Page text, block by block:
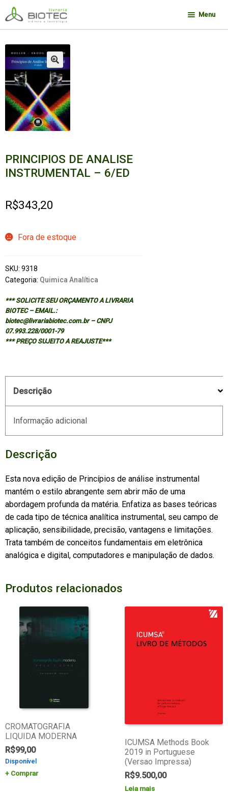
Pular
para
navegação
Pular
para
o
conteúdo
Menu
🔍
PRINCIPIOS DE ANALISE
INSTRUMENTAL – 6/ED
R$343,20
Fora de estoque
SKU: 9318
Categoria: Quimica Analítica
*** SOLICITE SEU ORÇAMENTO A LIVRARIA
BIOTEC – EMAIL.:
biotec@livrariabiotec.com.br – CNPJ
07.993.228/0001-79
*** PREÇO SUJEITO A REAJUSTE***
Descrição
Informação adicional
Descrição
Esta nova edição de Princípios de análise instrumental
mantém o estilo abrangente sem abrir mão de uma
abordagem profunda da matéria. Enfatiza as bases teóricas
de cada tipo de técnica analítica instrumental, seu campo de
aplicação, sensibilidade, precisão, vantagens e limitações.
Trata também de conceitos fundamentais em eletrônica
analógica e digital, computadores e manipulação de dados.
Produtos relacionados
CROMATOGRAFIA
LIQUIDA MODERNA
R$99,00
Disponível
Comprar
ICUMSA Methods Book
2019 in Portuguese
(Versao Impressa)
R$9.500,00
Leia mais